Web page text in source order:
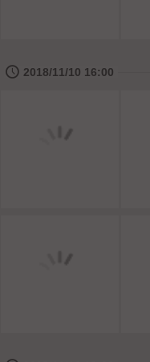
🕔 2018/11/10 16:00